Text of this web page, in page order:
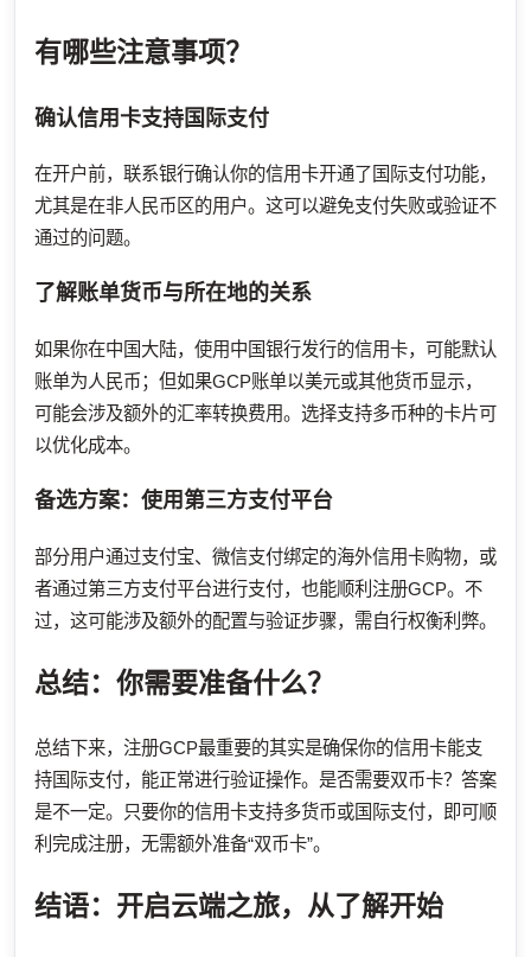
有哪些注意事项？
确认信用卡支持国际支付
在开户前，联系银行确认你的信用卡开通了国际支付功能，
尤其是在非人民币区的用户。这可以避免支付失败或验证不
通过的问题。
了解账单货币与所在地的关系
如果你在中国大陆，使用中国银行发行的信用卡，可能默认
账单为人民币；但如果GCP账单以美元或其他货币显示，
可能会涉及额外的汇率转换费用。选择支持多币种的卡片可
以优化成本。
备选方案：使用第三方支付平台
部分用户通过支付宝、微信支付绑定的海外信用卡购物，或
者通过第三方支付平台进行支付，也能顺利注册GCP。不
过，这可能涉及额外的配置与验证步骤，需自行权衡利弊。
总结：你需要准备什么？
总结下来，注册GCP最重要的其实是确保你的信用卡能支
持国际支付，能正常进行验证操作。是否需要双币卡？答案
是不一定。只要你的信用卡支持多货币或国际支付，即可顺
利完成注册，无需额外准备“双币卡”。
结语：开启云端之旅，从了解开始